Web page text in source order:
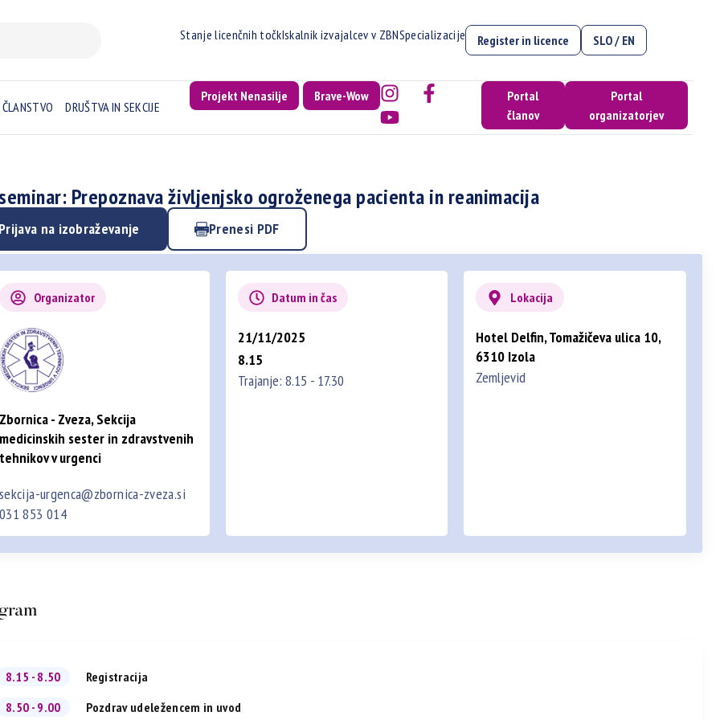
Stanje licenčnih točkIskalnik izvajalcev v ZBNSpecializacije Register in licence SLO / EN
ČLANSTVO DRUŠTVA IN SEKCIJE
Projekt Nenasilje Brave-Wow
Portal
članov
Portal
organizatorjev
Prepoznava življenjsko ogroženega pacienta in reanimacija
na izobraževanje Prenesi PDF
Organizator
Zbornica - Zveza, Sekcija
medicinskih sester in zdravstvenih
tehnikov v urgenci
sekcija-urgenca@zbornica-zveza.si
031 853 014
Datum in čas
21/11/2025
8.15
Trajanje: 8.15 - 17.30
Lokacija
Hotel Delfin, Tomažičeva ulica 10,
6310 Izola
Zemljevid
8.15 - 8.50
Registracija
8.50 - 9.00
Pozdrav udeležencem in uvod